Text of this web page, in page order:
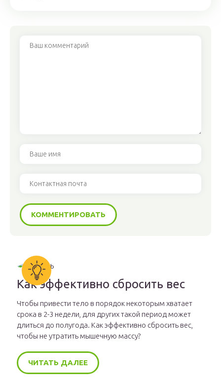
Как эффективно сбросить вес
Чтобы привести тело в порядок некоторым хватает
срока в 2-3 недели, для других такой период может
длиться до полугода. Как эффективно сбросить вес,
чтобы не утратить мышечную массу?
ЧИТАТЬ ДАЛЕЕ